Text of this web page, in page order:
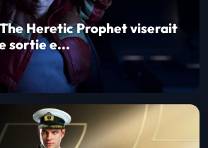
Heretic Prophet viserait
sortie e...